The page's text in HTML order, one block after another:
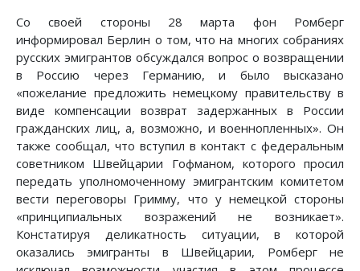
Со своей стороны 28 марта фон Ромберг
информировал Берлин о том, что на многих собраниях
русских эмигрантов обсуждался вопрос о возвращении
в Россию через Германию, и было высказано
«пожелание предложить немецкому правительству в
виде компенсации возврат задержанных в России
гражданских лиц, а, возможно, и военнопленных». Он
также сообщал, что вступил в контакт с федеральным
советником Швейцарии Гофманом, которого просил
передать уполномоченному эмигрантским комитетом
вести переговоры Гримму, что у немецкой стороны
«принципиальных возражений не возникает».
Констатируя деликатность ситуации, в которой
оказались эмигранты в Швейцарии, Ромберг не